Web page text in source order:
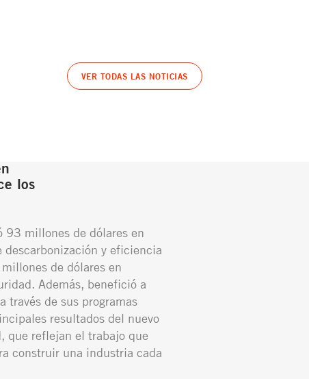
VER TODAS LAS NOTICIAS
los
millones de dólares en
descarbonización y eficiencia
de dólares en
Además, benefició a
través de sus programas
resultados del nuevo
que reflejan el trabajo que
construir una industria cada